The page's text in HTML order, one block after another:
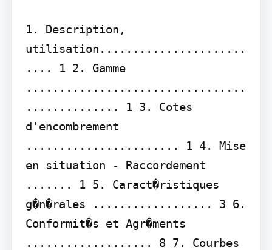
1. Description,
utilisation......................
.... 1 2. Gamme
.................................
.............. 1 3. Cotes
d'encombrement
....................... 1 4. Mise
en situation - Raccordement
....... 1 5. Caract�ristiques
g�n�rales .................. 3 6.
Conformit�s et Agr�ments
................... 8 7. Courbes